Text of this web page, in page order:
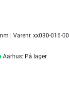
| Varenr. xx030-016-00
Aarhus: På lager